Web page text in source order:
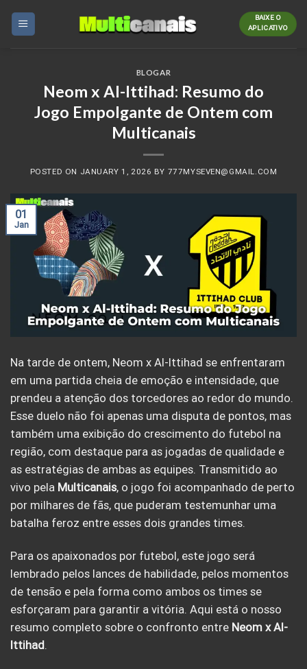
BAIXE O
APLICATIVO
BLOGAR
Neom x Al-Ittihad: Resumo do
Jogo Empolgante de Ontem com
Multicanais
POSTED ON JANUARY 1, 2026 BY 777MYSEVEN@GMAIL.COM
01
Jan
Na tarde de ontem, Neom x Al-Ittihad se enfrentaram
em uma partida cheia de emoção e intensidade, que
prendeu a atenção dos torcedores ao redor do mundo.
Esse duelo não foi apenas uma disputa de pontos, mas
também uma exibição do crescimento do futebol na
região, com destaque para as jogadas de qualidade e
as estratégias de ambas as equipes. Transmitido ao
vivo pela Multicanais, o jogo foi acompanhado de perto
por milhares de fãs, que puderam testemunhar uma
batalha feroz entre esses dois grandes times.
Para os apaixonados por futebol, este jogo será
lembrado pelos lances de habilidade, pelos momentos
de tensão e pela forma como ambos os times se
esforçaram para garantir a vitória. Aqui está o nosso
resumo completo sobre o confronto entre Neom x Al-
Ittihad.